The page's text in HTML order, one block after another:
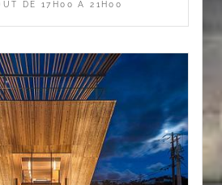
DE 17H00 À 21H00